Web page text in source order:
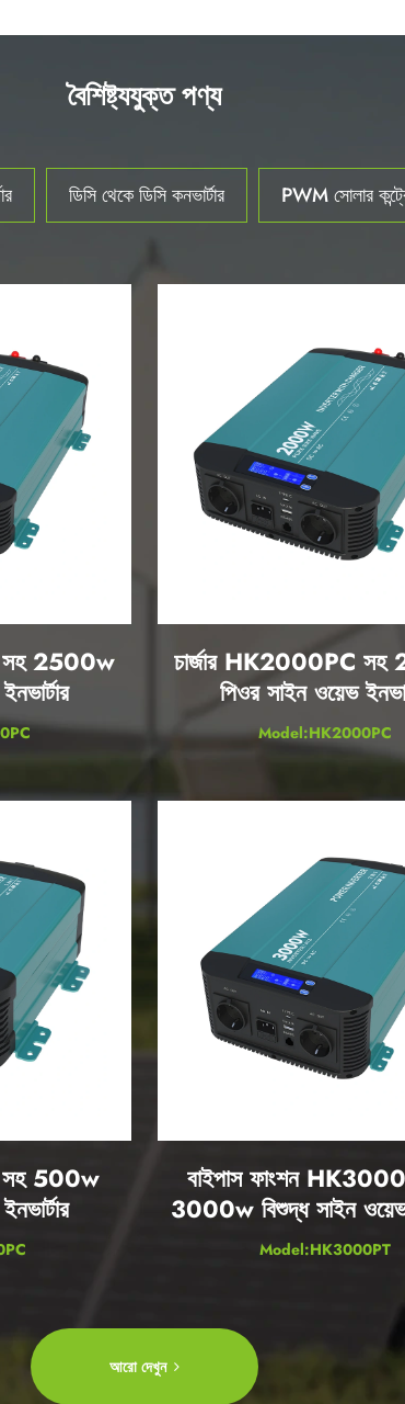
বৈশিষ্ট্যযুক্ত পণ্য
ডিসি থেকে ডিসি কনভার্টার PWM সোলার
সহ 2500w
চার্জার HK2000PC
পিওর সাইন ওয়েভ
Model:HK2000PC
সহ 500w
বাইপাস ফাংশন
3000w বিশুদ্ধ সাইন ওয়েভ
Model:HK3000PT
আরো দেখুন